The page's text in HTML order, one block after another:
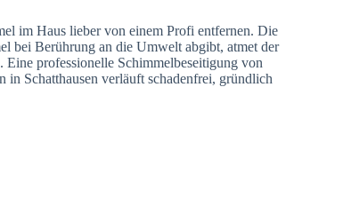
im Haus lieber von einem Profi entfernen. Die
bei Berührung an die Umwelt abgibt, atmet der
Eine professionelle Schimmelbeseitigung von
in Schatthausen verläuft schadenfrei, gründlich